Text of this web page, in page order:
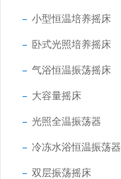
小型恒温培养摇床
卧式光照培养摇床
气浴恒温振荡摇床
大容量摇床
光照全温振荡器
冷冻水浴恒温振荡器
双层振荡摇床